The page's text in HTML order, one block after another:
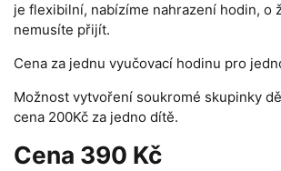
je flexibilní, nabízíme nahrazení hodin, o
nemusíte přijít.
Cena za jednu vyučovací hodinu pro
Možnost vytvoření soukromé skupinky
cena 200Kč za jedno dítě.
Cena 390 Kč